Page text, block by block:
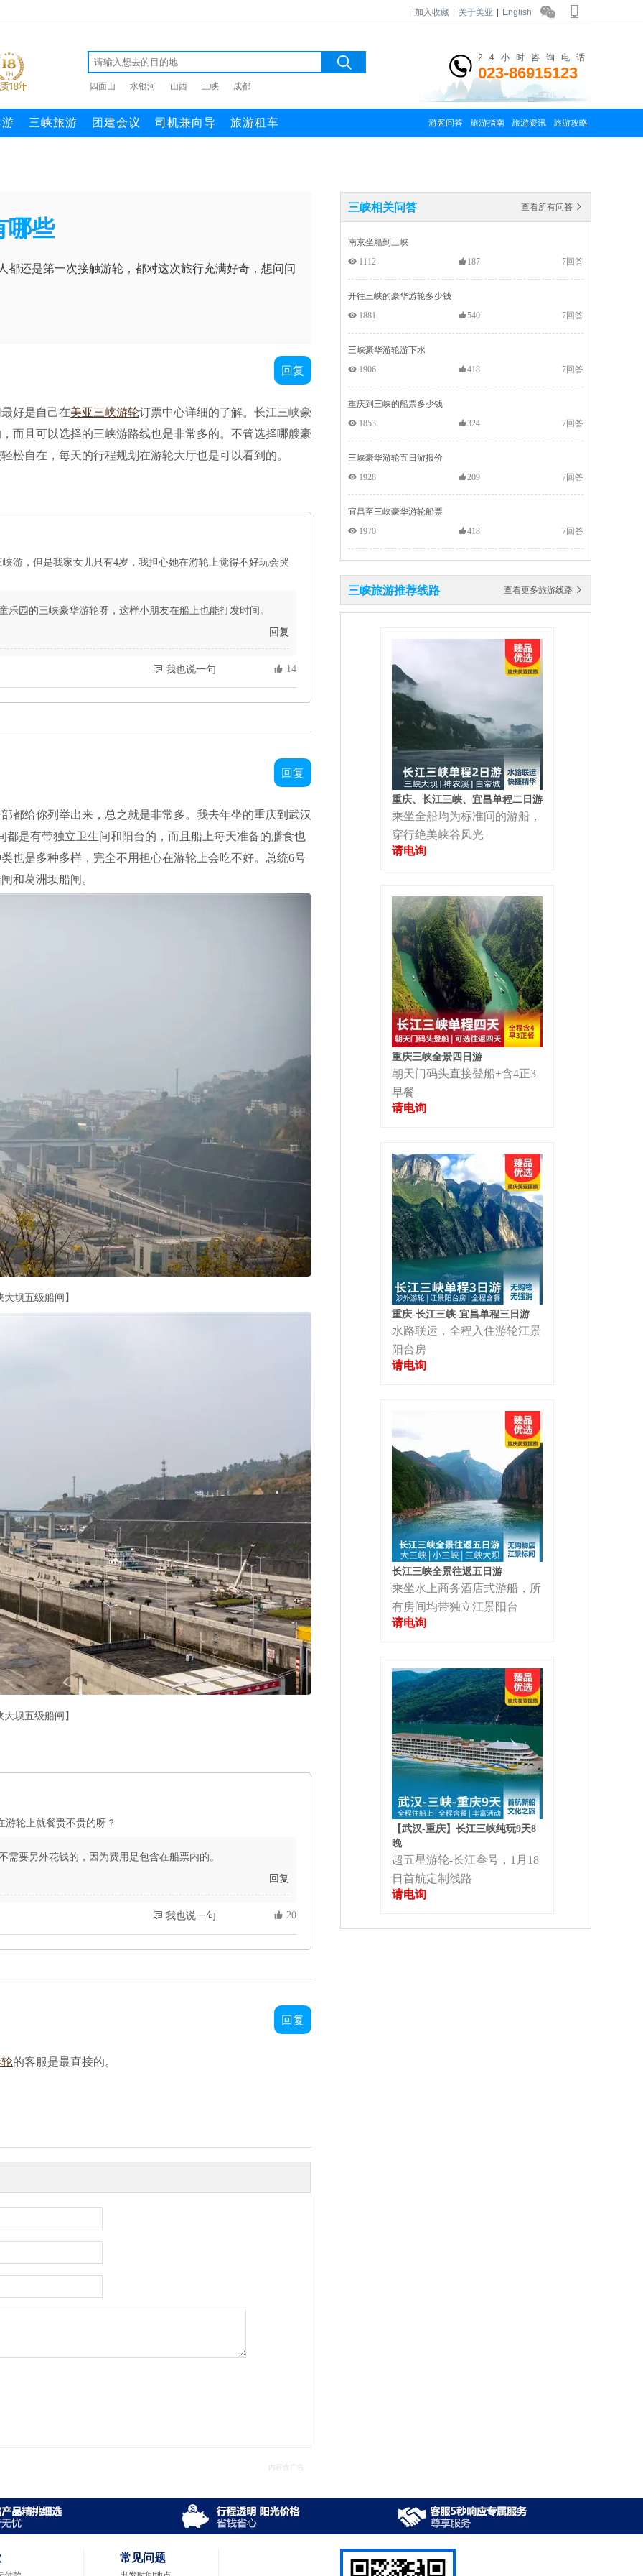
加入收藏 关于美亚 English
四面山 水银河 山西 三峡 成都
24小时咨询电话
023-86915123
三峡旅游 团建会议 司机兼向导 旅游租车 游客问答 旅游指南 旅游资讯 旅游攻略
哪些
还是第一次接触游轮，都对这次旅行充满好奇，想问问
回复
好是自己在美亚三峡游轮订票中心详细的了解。长江三峡豪
而且可以选择的三峡游路线也是非常多的。不管选择哪艘豪
松自在，每天的行程规划在游轮大厅也是可以看到的。
游，但是我家女儿只有4岁，我担心她在游轮上觉得不好玩会哭
乐园的三峡豪华游轮呀，这样小朋友在船上也能打发时间。
回复
 14
 我也说一句
回复
都给你列举出来，总之就是非常多。我去年坐的重庆到武汉
是有带独立卫生间和阳台的，而且船上每天准备的膳食也
也是多种多样，完全不用担心在游轮上会吃不好。总统6号
和葛洲坝船闸。
大坝五级船闸】
大坝五级船闸】
游轮上就餐贵不贵的呀？
需要另外花钱的，因为费用是包含在船票内的。
回复
 20
 我也说一句
回复
的客服是最直接的。
三峡相关问答 查看所有问答 
南京坐船到三峡
 1112 187 7回答
开往三峡的豪华游轮多少钱
 1881 540 7回答
三峡豪华游轮游下水
 1906 418 7回答
重庆到三峡的船票多少钱
 1853 324 7回答
三峡豪华游轮五日游报价
 1928 209 7回答
宜昌至三峡豪华游轮船票
 1970 418 7回答
三峡旅游推荐线路 查看更多旅游线路 
重庆、长江三峡、宜昌单程二日游
乘坐全船均为标准间的游船，
穿行绝美峡谷风光
请电询
重庆三峡全景四日游
朝天门码头直接登船+含4正3
早餐
请电询
重庆-长江三峡-宜昌单程三日游
水路联运，全程入住游轮江景
阳台房
请电询
长江三峡全景往返五日游
乘坐水上商务酒店式游船，所
有房间均带独立江景阳台
请电询
【武汉-重庆】长江三峡纯玩9天8
晚
超五星游轮-长江叁号，1月18
日首航定制线路
请电询
常见问题